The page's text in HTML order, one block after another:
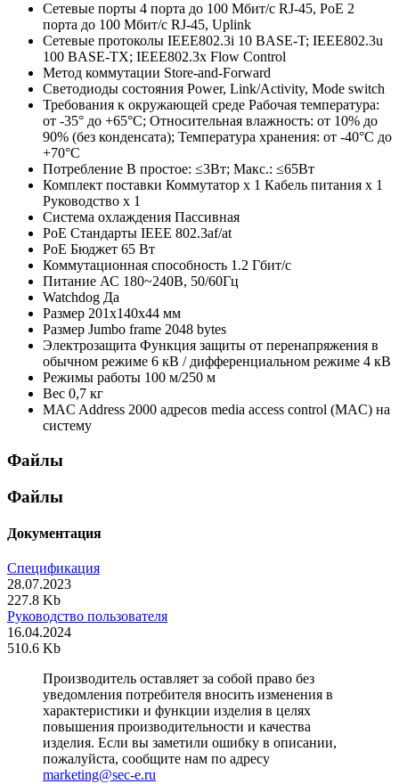
Сетевые порты 4 порта до 100 Мбит/с RJ-45, PoE 2
порта до 100 Мбит/с RJ-45, Uplink
Сетевые протоколы IEEE802.3i 10 BASE-T; IEEE802.3u
100 BASE-TX; IEEE802.3x Flow Control
Метод коммутации Store-and-Forward
Светодиоды состояния Power, Link/Activity, Mode switch
Требования к окружающей среде Рабочая температура:
от -35° до +65°C; Относительная влажность: от 10% до
90% (без конденсата); Температура хранения: от -40°C до
+70°C
Потребление В простое: ≤3Вт; Макс.: ≤65Вт
Комплект поставки Коммутатор х 1 Кабель питания х 1
Руководство х 1
Система охлаждения Пассивная
PoE Стандарты IEEE 802.3af/at
PoE Бюджет 65 Вт
Коммутационная способность 1.2 Гбит/с
Питание АС 180~240В, 50/60Гц
Watchdog Да
Размер 201x140x44 мм
Размер Jumbo frame 2048 bytes
Электрозащита Функция защиты от перенапряжения в
обычном режиме 6 кВ / дифференциальном режиме 4 кВ
Режимы работы 100 м/250 м
Вес 0,7 кг
MAC Address 2000 адресов media access control (MAC) на
систему
Файлы
Файлы
Документация
Спецификация
28.07.2023
227.8 Kb
Руководство пользователя
16.04.2024
510.6 Kb
Производитель оставляет за собой право без
уведомления потребителя вносить изменения в
характеристики и функции изделия в целях
повышения производительности и качества
изделия. Если вы заметили ошибку в описании,
пожалуйста, сообщите нам по адресу
marketing@sec-e.ru